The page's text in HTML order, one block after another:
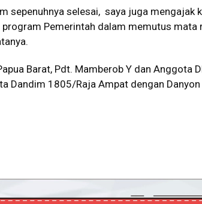
sepenuhnya selesai, saya juga mengajak
Pemerintah dalam memutus mata
Barat, Pdt. Mamberob Y dan Anggota
Dandim 1805/Raja Ampat dengan